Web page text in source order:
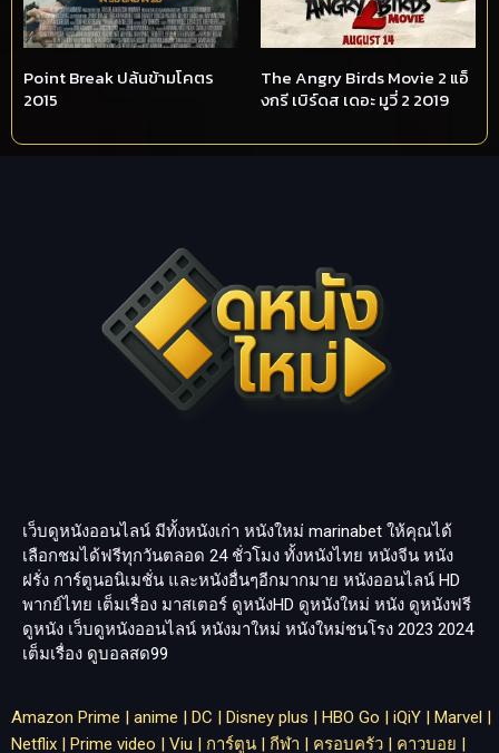
Point Break ปล้นข้ามโคตร
2015
The Angry Birds Movie 2 แอ็
งกรี เบิร์ดส เดอะ มูวี่ 2 2019
เว็บดูหนังออนไลน์ มีทั้งหนังเก่า หนังใหม่ marinabet ให้คุณได้
เลือกชมได้ฟรีทุกวันตลอด 24 ชั่วโมง ทั้งหนังไทย หนังจีน หนัง
ฝรั่ง การ์ตูนอนิเมชั่น และหนังอื่นๆอีกมากมาย หนังออนไลน์ HD
พากย์ไทย เต็มเรื่อง มาสเตอร์ ดูหนังHD ดูหนังใหม่ หนัง ดูหนังฟรี
ดูหนัง เว็บดูหนังออนไลน์ หนังมาใหม่ หนังใหม่ชนโรง 2023 2024
เต็มเรื่อง ดูบอลสด99
Amazon Prime | anime | DC | Disney plus | HBO Go | iQiY | Marvel |
Netflix | Prime video | Viu | การ์ตูน | กีฬา | ครอบครัว | คาวบอย |